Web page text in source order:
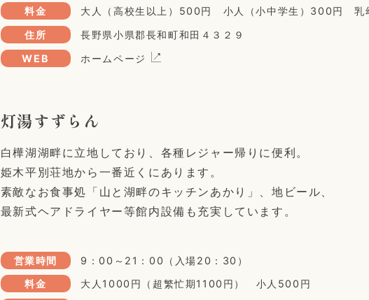
料金
大人（高校生以上）500円 小人（小中学生）300円
住所
長野県小県郡長和町和田４３２９
WEB
ホームページ
灯湯すずらん
白樺湖湖畔に立地しており、各種レジャー帰りに便利。
姫木平別荘地から一番近くにあります。
素敵なお食事処「山と湖畔のキッチンあかり」、地ビール、
最新式ヘアドライヤー等館内設備も充実しています。
営業時間
9：00～21：00（入場20：30）
料金
大人1000円（超繁忙期1100円） 小人500円